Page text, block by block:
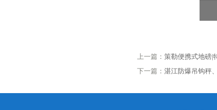
上一篇： 策勒便携式地磅|
下一篇： 湛江防爆吊钩秤